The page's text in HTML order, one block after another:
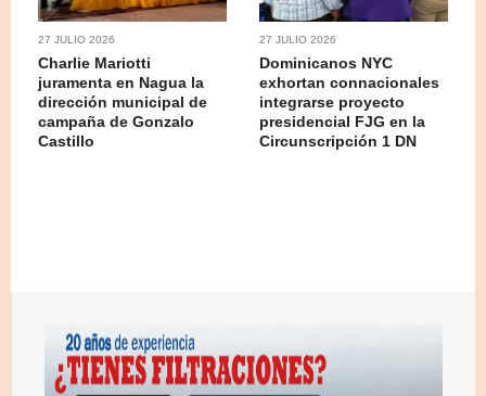
27 JULIO 2026
Charlie Mariotti
juramenta en Nagua la
dirección municipal de
campaña de Gonzalo
Castillo
27 JULIO 2026
Dominicanos NYC
exhortan connacionales
integrarse proyecto
presidencial FJG en la
Circunscripción 1 DN